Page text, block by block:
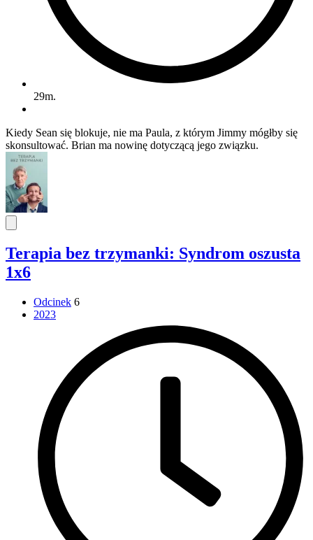
29m.
Kiedy Sean się blokuje, nie ma Paula, z którym Jimmy mógłby się
skonsultować. Brian ma nowinę dotyczącą jego związku.
Terapia bez trzymanki: Syndrom oszusta
1x6
Odcinek 6
2023